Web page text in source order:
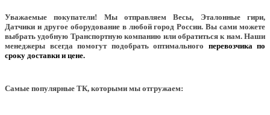
Уважаемые покупатели! Мы отправляем Весы, Эталонные гири,
Датчики и другое оборудование в любой город России. Вы сами можете
выбрать удобную Транспортную компанию или обратиться к нам. Наши
менеджеры всегда помогут подобрать оптимального перевозчика по
сроку доставки и цене.
Самые популярные ТК, которыми мы отгружаем: